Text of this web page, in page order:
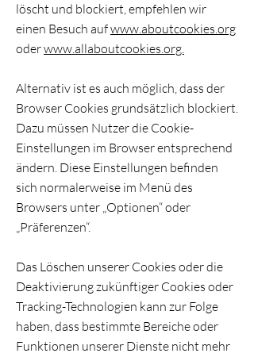
löscht und blockiert, empfehlen wir
einen Besuch aufwww.aboutcookies.org
oderwww.allaboutcookies.org.
Alternativ ist es auch möglich, dass der
Browser Cookies grundsätzlich blockiert.
Dazu müssen Nutzer die Cookie-
Einstellungen im Browser entsprechend
ändern. Diese Einstellungen befinden
sich normalerweise im Menü des
Browsers unter „Optionen“ oder
„Präferenzen“.
Das Löschen unserer Cookies oder die
Deaktivierung zukünftiger Cookies oder
Tracking-Technologien kann zur Folge
haben, dass bestimmte Bereiche oder
Funktionen unserer Dienste nicht mehr